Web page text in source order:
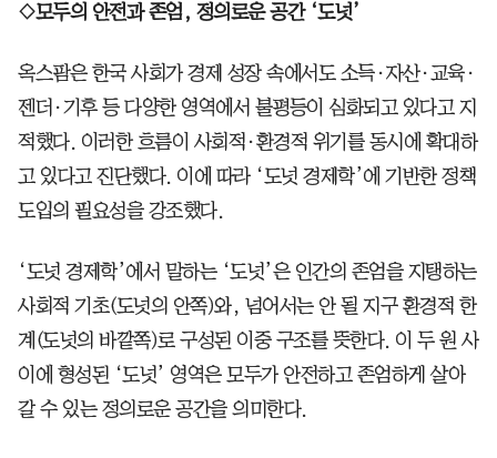
◇모두의 안전과 존엄, 정의로운 공간 ‘도넛’
옥스팜은 한국 사회가 경제 성장 속에서도 소득·자산·교육·
젠더·기후 등 다양한 영역에서 불평등이 심화되고 있다고 지
적했다. 이러한 흐름이 사회적·환경적 위기를 동시에 확대하
고 있다고 진단했다. 이에 따라 ‘도넛 경제학’에 기반한 정책
도입의 필요성을 강조했다.
‘도넛 경제학’에서 말하는 ‘도넛’은 인간의 존엄을 지탱하는
사회적 기초(도넛의 안쪽)와, 넘어서는 안 될 지구 환경적 한
계(도넛의 바깥쪽)로 구성된 이중 구조를 뜻한다. 이 두 원 사
이에 형성된 ‘도넛’ 영역은 모두가 안전하고 존엄하게 살아
갈 수 있는 정의로운 공간을 의미한다.